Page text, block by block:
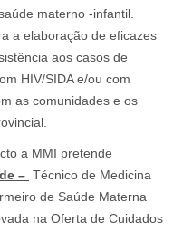
materno -infantil.
a elaboração de eficazes
aos casos de
HIV/SIDA e/ou com
as comunidades e os
a MMI pretende
– Técnico de Medicina
de Saúde Materna
na Oferta de Cuidados